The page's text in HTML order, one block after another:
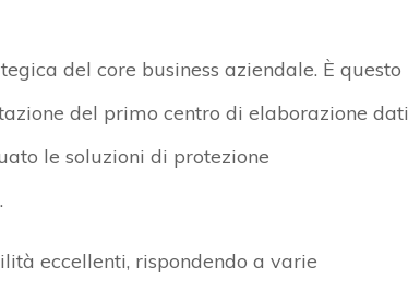
del core business aziendale. È questo
del primo centro di elaborazione dati
le soluzioni di protezione
eccellenti, rispondendo a varie